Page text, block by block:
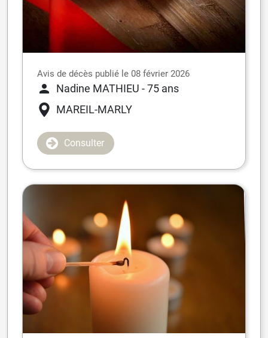
Avis de décès publié le 08 février 2026
Nadine MATHIEU - 75 ans
MAREIL-MARLY
Consulter